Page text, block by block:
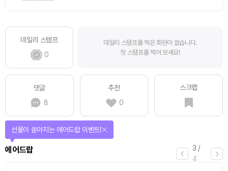
데일리 스탬프
0
데일리 스탬프를 찍은 회원이 없습니다.
첫 스탬프를 찍어 보세요!
댓글
8
추천
0
스크랩
3 /
4
에어드랍
선물이 쏟아지는 에어드랍 이벤트!